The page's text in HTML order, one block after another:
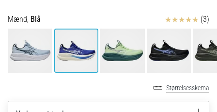
hurtighed,
smidighed
retningsskift.
Hvordan
hvor
Mænd, Blå Anmeldelser (3)
Størrelsesskema